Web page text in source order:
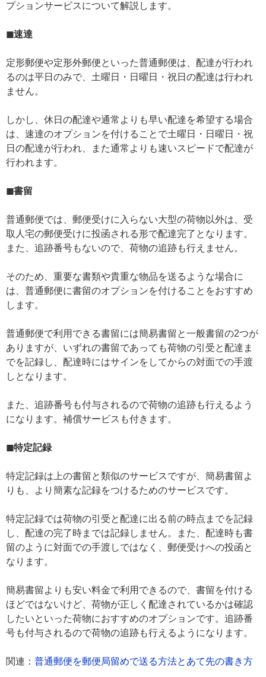
プションサービスについて解説します。
◼速達
定形郵便や定形外郵便といった普通郵便は、配達が行われ
るのは平日のみで、土曜日・日曜日・祝日の配達は行われ
ません。
しかし、休日の配達や通常よりも早い配達を希望する場合
は、速達のオプションを付けることで土曜日・日曜日・祝
日の配達が行われ、また通常よりも速いスピードで配達が
行われます。
◼書留
普通郵便では、郵便受けに入らない大型の荷物以外は、受
取人宅の郵便受けに投函される形で配達完了となります。
また、追跡番号もないので、荷物の追跡も行えません。
そのため、重要な書類や貴重な物品を送るような場合に
は、普通郵便に書留のオプションを付けることをおすすめ
します。
普通郵便で利用できる書留には簡易書留と一般書留の2つが
ありますが、いずれの書留であっても荷物の引受と配達ま
でを記録し、配達時にはサインをしてからの対面での手渡
しとなります。
また、追跡番号も付与されるので荷物の追跡も行えるよう
になります。補償サービスも付きます。
◼特定記録
特定記録は上の書留と類似のサービスですが、簡易書留よ
りも、より簡素な記録をつけるためのサービスです。
特定記録では荷物の引受と配達に出る前の時点までを記録
し、配達の完了時までは記録しません。また、配達時も書
留のように対面での手渡しではなく、郵便受けへの投函と
なります。
簡易書留よりも安い料金で利用できるので、書留を付ける
ほどではないけど、荷物が正しく配達されているかは確認
したいといった荷物におすすめのオプションです。追跡番
号も付与されるので荷物の追跡も行えるようになります。
関連： 普通郵便を郵便局留めで送る方法とあて先の書き方